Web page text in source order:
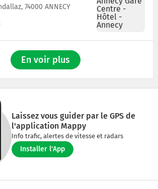
74000 ANNECY
En voir plus
Laissez vous guider par le GPS de
l'application Mappy
Info trafic, alertes de vitesse et radars
Installer l'App